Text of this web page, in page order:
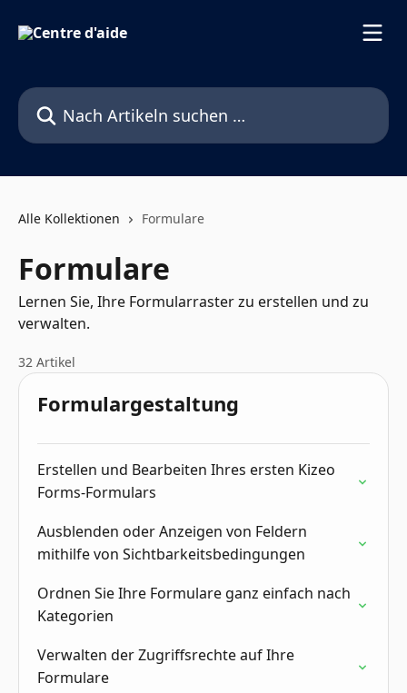
Nach Artikeln suchen …
Alle Kollektionen Formulare
Formulare
Lernen Sie, Ihre Formularraster zu erstellen und zu
verwalten.
32 Artikel
Formulargestaltung
Erstellen und Bearbeiten Ihres ersten Kizeo
Forms-Formulars
Ausblenden oder Anzeigen von Feldern
mithilfe von Sichtbarkeitsbedingungen
Ordnen Sie Ihre Formulare ganz einfach nach
Kategorien
Verwalten der Zugriffsrechte auf Ihre
Formulare